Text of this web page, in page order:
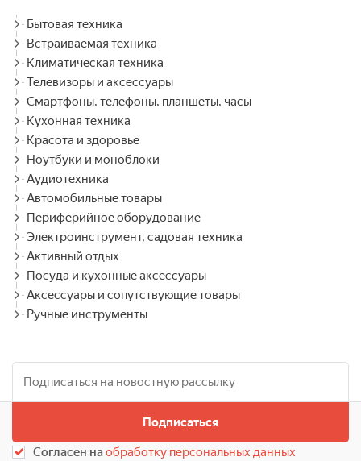
Бытовая техника
Встраиваемая техника
Климатическая техника
Телевизоры и аксессуары
Смартфоны, телефоны, планшеты, часы
Кухонная техника
Красота и здоровье
Ноутбуки и моноблоки
Аудиотехника
Автомобильные товары
Периферийное оборудование
Электроинструмент, садовая техника
Активный отдых
Посуда и кухонные аксессуары
Аксессуары и сопутствующие товары
Ручные инструменты
Подписаться
Согласен наобработку персональных данных